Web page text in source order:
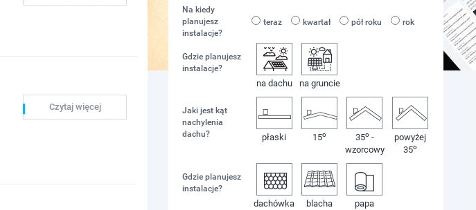
Czytaj więcej
Na kiedy
planujesz
instalacje?
teraz kwartał pół roku rok
Gdzie planujesz
instalacje?
na dachu na gruncie
Jaki jest kąt
nachylenia
dachu?
płaski 15o 35o-
wzorcowy
powyżej
35o
Gdzie planujesz
instalacje?
dachówka blacha papa